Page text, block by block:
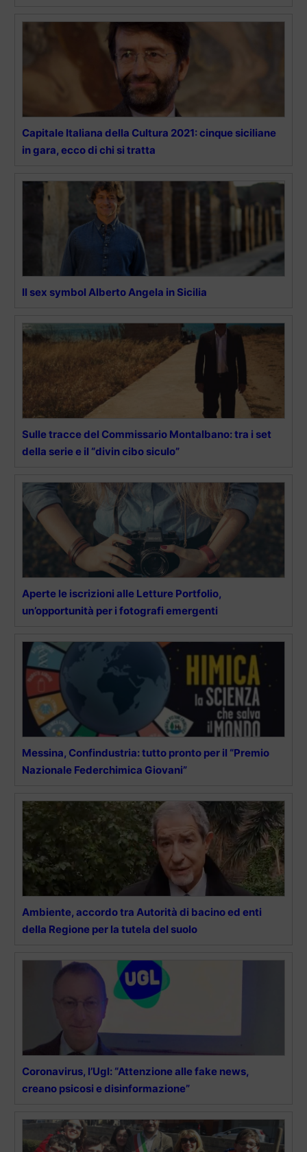
Capitale Italiana della Cultura 2021: cinque siciliane
in gara, ecco di chi si tratta
Il sex symbol Alberto Angela in Sicilia
Sulle tracce del Commissario Montalbano: tra i set
della serie e il “divin cibo siculo”
Aperte le iscrizioni alle Letture Portfolio,
un’opportunità per i fotografi emergenti
Messina, Confindustria: tutto pronto per il “Premio
Nazionale Federchimica Giovani”
Ambiente, accordo tra Autorità di bacino ed enti
della Regione per la tutela del suolo
Coronavirus, l’Ugl: “Attenzione alle fake news,
creano psicosi e disinformazione”